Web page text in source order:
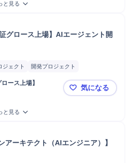
と見る
グロース上場】AIエージェント開
ジェクト
開発プロジェクト
Google Cloud Pl...
ース上場】
NTLOOP株
気になる
と見る
アーキテクト（AIエンジニア）】